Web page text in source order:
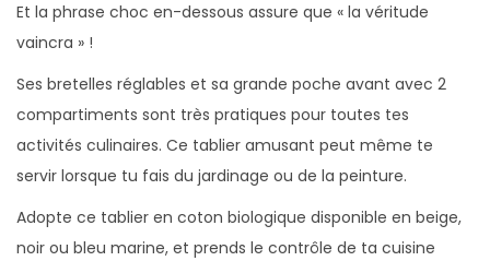
r
i
t
u
d
e
Et la phrase choc en-dessous assure que « la véritude
vaincra » !
Ses bretelles réglables et sa grande poche avant avec 2
compartiments sont très pratiques pour toutes tes
activités culinaires. Ce tablier amusant peut même te
servir lorsque tu fais du jardinage ou de la peinture.
Adopte ce tablier en coton biologique disponible en beige,
noir ou bleu marine, et prends le contrôle de ta cuisine